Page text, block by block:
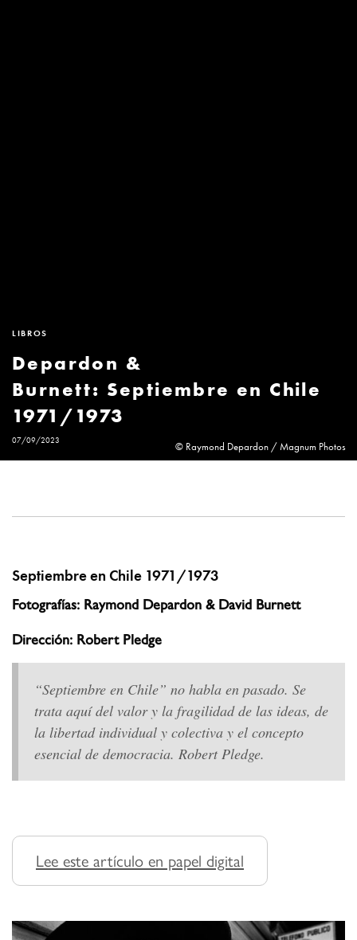
LIBROS
Depardon &
Burnett: Septiembre en Chile
1971/1973
07/09/2023 © Raymond Depardon / Magnum Photos
Septiembre en Chile 1971/1973
Fotografías: Raymond Depardon & David Burnett
Dirección: Robert Pledge
“Septiembre en Chile” no habla en pasado. Se
trata aquí del valor y la fragilidad de las ideas, de
la libertad individual y colectiva y el concepto
esencial de democracia. Robert Pledge.
Lee este artículo en papel digital